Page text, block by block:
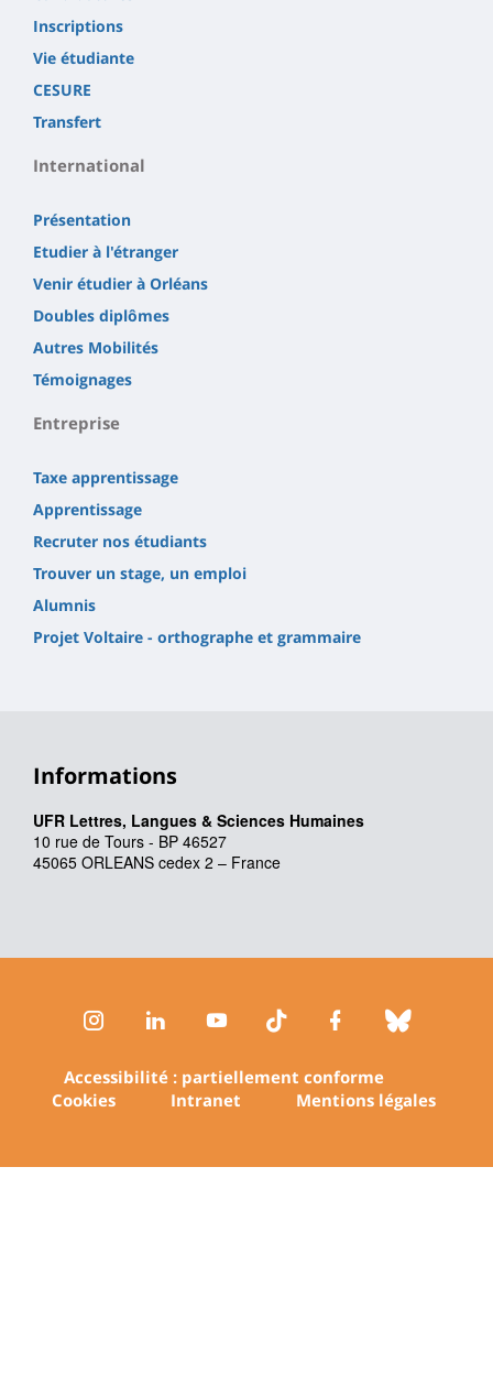
Inscriptions
Vie étudiante
CESURE
Transfert
International
Présentation
Etudier à l'étranger
Venir étudier à Orléans
Doubles diplômes
Autres Mobilités
Témoignages
Entreprise
Taxe apprentissage
Apprentissage
Recruter nos étudiants
Trouver un stage, un emploi
Alumnis
Projet Voltaire - orthographe et grammaire
Informations
UFR Lettres, Langues & Sciences Humaines
10 rue de Tours - BP 46527
45065 ORLEANS cedex 2 – France
InstagramLinkedInYoutubeTikTok Facebook
Accessibilité : partiellement conforme
Cookies
Intranet Mentions légales